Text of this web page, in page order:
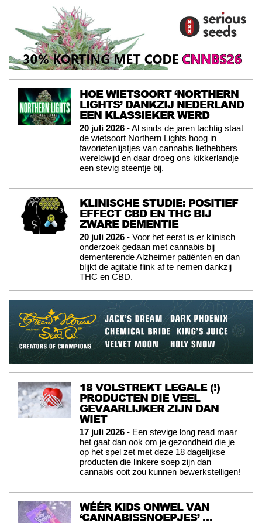
HOE WIETSOORT ‘NORTHERN
LIGHTS’ DANKZIJ NEDERLAND
EEN KLASSIEKER WERD
20 juli 2026 - Al sinds de jaren tachtig staat
de wietsoort Northern Lights hoog in
favorietenlijstjes van cannabis liefhebbers
wereldwijd en daar droeg ons kikkerlandje
een stevig steentje bij.
KLINISCHE STUDIE: POSITIEF
EFFECT CBD EN THC BIJ
ZWARE DEMENTIE
20 juli 2026 - Voor het eerst is er klinisch
onderzoek gedaan met cannabis bij
dementerende Alzheimer patiënten en dan
blijkt de agitatie flink af te nemen dankzij
THC en CBD.
18 VOLSTREKT LEGALE (!)
PRODUCTEN DIE VEEL
GEVAARLIJKER ZIJN DAN
WIET
17 juli 2026 - Een stevige long read maar
het gaat dan ook om je gezondheid die je
op het spel zet met deze 18 dagelijkse
producten die linkere soep zijn dan
cannabis ooit zou kunnen bewerkstelligen!
WÉÉR KIDS ONWEL VAN
‘CANNABISSNOEPJES’ …